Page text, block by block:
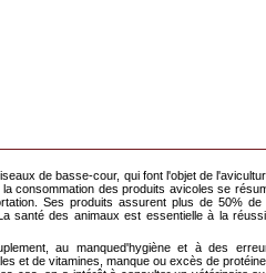
de basse-cour, qui font l'objet de
consommation des produits avicoles se
Ses produits assurent plus de 50% de
santé des animaux est essentielle à la
au manqued'hygiène et à des
et de vitamines, manque ou excès de